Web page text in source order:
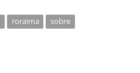
roraima sobre